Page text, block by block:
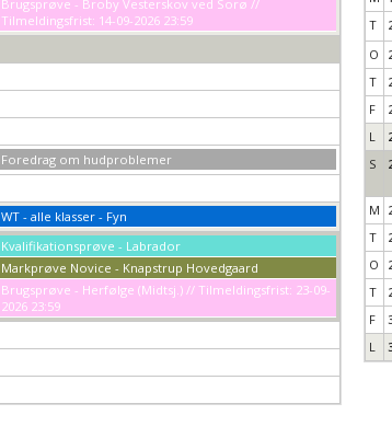
Brugsprøve - Broby Vesterskov ved Sorø //
Tilmeldingsfrist: 14-09-2026 23:59
Foredrag om hudproblemer
WT - alle klasser - Fyn
Kvalifikationsprøve - Labrador
Markprøve Novice - Knapstrup Hovedgaard
Brugsprøve - Herfølge (Midtsj.) // Tilmeldingsfrist: 23-09-
2026 23:59
T
O
T
F
L
S
M
T
O
T
F
L